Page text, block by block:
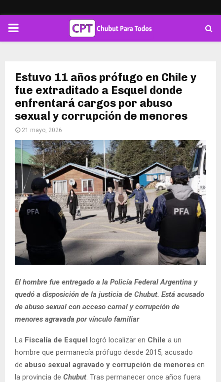
PRIMARY
Estuvo 11 años prófugo en Chile y
fue extraditado a Esquel donde
enfrentará cargos por abuso
sexual y corrupción de menores
21 mayo, 2026
El hombre fue entregado a la Policía Federal Argentina y
quedó a disposición de la justicia de Chubut. Está acusado
de abuso sexual con acceso carnal y corrupción de
menores agravada por vínculo familiar
La Fiscalía de Esquel logró localizar en Chile a un
hombre que permanecía prófugo desde 2015, acusado
de abuso sexual agravado y corrupción de menores en
la provincia de Chubut . Tras permanecer once años fuera